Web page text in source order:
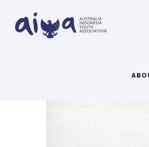
ARTICLES